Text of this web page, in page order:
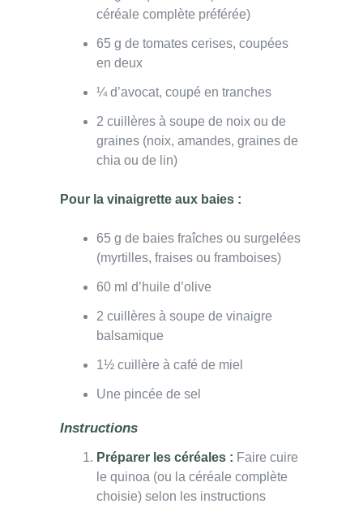
céréale complète préférée)
65 g de tomates cerises, coupées
en deux
¼ d’avocat, coupé en tranches
2 cuillères à soupe de noix ou de
graines (noix, amandes, graines de
chia ou de lin)
Pour la vinaigrette aux baies :
65 g de baies fraîches ou surgelées
(myrtilles, fraises ou framboises)
60 ml d’huile d’olive
2 cuillères à soupe de vinaigre
balsamique
1½ cuillère à café de miel
Une pincée de sel
Instructions
Préparer les céréales : Faire cuire
le quinoa (ou la céréale complète
choisie) selon les instructions